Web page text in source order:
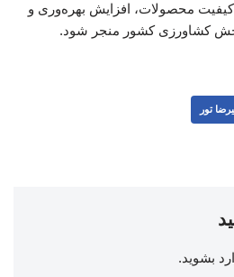
کیفیت محصولات، افزایش بهره‌وری و
کشاورزی کشور منجر شود.
تور
بشوید.